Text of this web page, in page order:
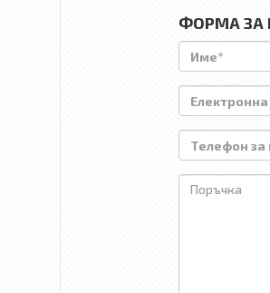
ФОРМА ЗА